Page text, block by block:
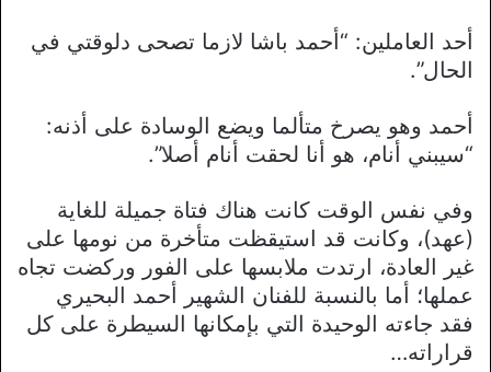
أحد العاملين: “أحمد باشا لازما تصحى دلوقتي في
الحال”.
أحمد وهو يصرخ متألما ويضع الوسادة على أذنه:
“سيبني أنام، هو أنا لحقت أنام أصلا”.
وفي نفس الوقت كانت هناك فتاة جميلة للغاية
(عهد)، وكانت قد استيقظت متأخرة من نومها على
غير العادة، ارتدت ملابسها على الفور وركضت تجاه
عملها؛ أما بالنسبة للفنان الشهير أحمد البحيري
فقد جاءته الوحيدة التي بإمكانها السيطرة على كل
قراراته…